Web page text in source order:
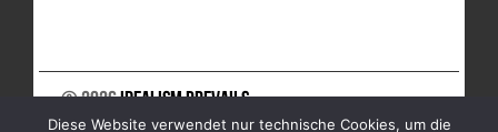
© 2026Idealism Prevails
Diese Website verwendet nur technische Cookies, um die